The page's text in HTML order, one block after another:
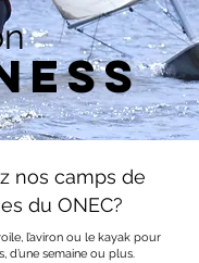
nos camps de
du ONEC?
l’aviron ou le kayak pour
d’une semaine ou plus.